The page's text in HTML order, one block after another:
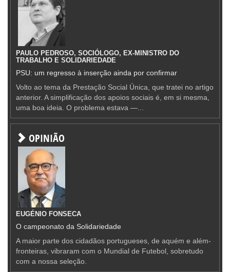
PAULO PEDROSO, SOCIÓLOGO, EX-MINISTRO DO
TRABALHO E SOLIDARIEDADE
PSU: um regresso à inserção ainda por confirmar
Volto ao tema da Prestação Social Única, que tratei no artigo
anterior. A simplificação dos apoios sociais é, em si mesma,
uma boa ideia. O problema estava —...
OPINIÃO
EUGÉNIO FONSECA
O campeonato da Solidariedade
A maior parte dos cidadãos portugueses, de aquém e além-
fronteiras, vibraram com o Mundial de Futebol, sobretudo
com a nossa seleção.